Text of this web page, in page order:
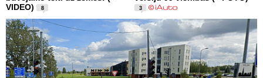
VIDEO)
8 3